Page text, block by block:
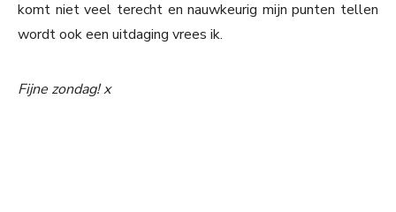
komt niet veel terecht en nauwkeurig mijn punten tellen
wordt ook een uitdaging vrees ik.
Fijne zondag! x